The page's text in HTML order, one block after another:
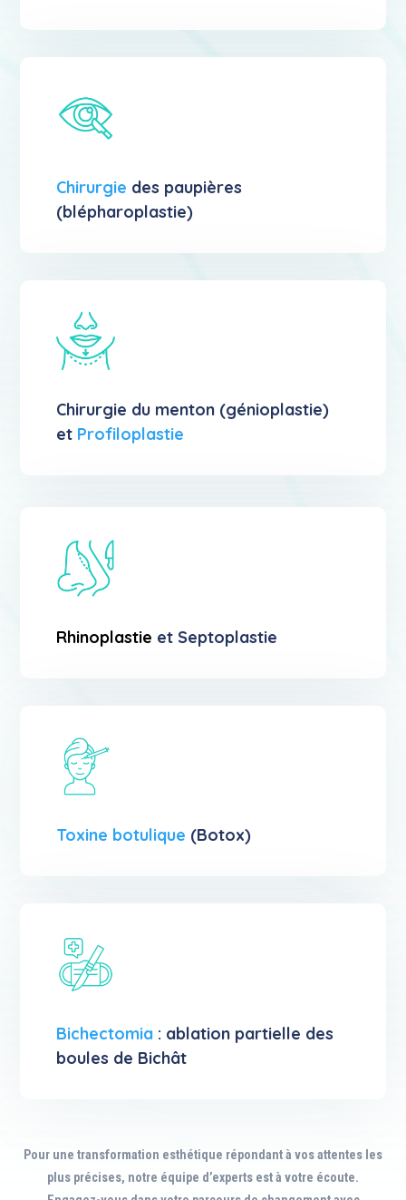
Chirurgie des paupières
(blépharoplastie)
Chirurgie du menton (génioplastie)
et Profiloplastie
Rhinoplastie et Septoplastie
Toxine botulique (Botox)
Bichectomia : ablation partielle des
boules de Bichât
Pour une transformation esthétique répondant à vos attentes les
plus précises, notre équipe d’experts est à votre écoute.